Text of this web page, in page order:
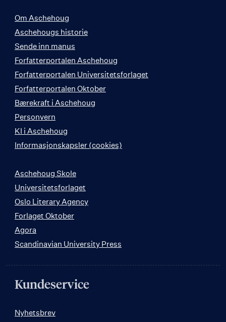
Om Aschehoug
Aschehougs historie
Sende inn manus
Forfatterportalen Aschehoug
Forfatterportalen Universitetsforlaget
Forfatterportalen Oktober
Bærekraft i Aschehoug
Personvern
KI i Aschehoug
Informasjonskapsler (cookies)
Aschehoug Skole
Universitetsforlaget
Oslo Literary Agency
Forlaget Oktober
Agora
Scandinavian University Press
Kundeservice
Nyhetsbrev